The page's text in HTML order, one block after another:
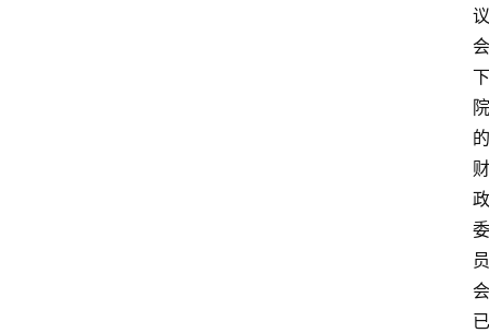
议
会
下
院
的
财
政
委
员
会
已